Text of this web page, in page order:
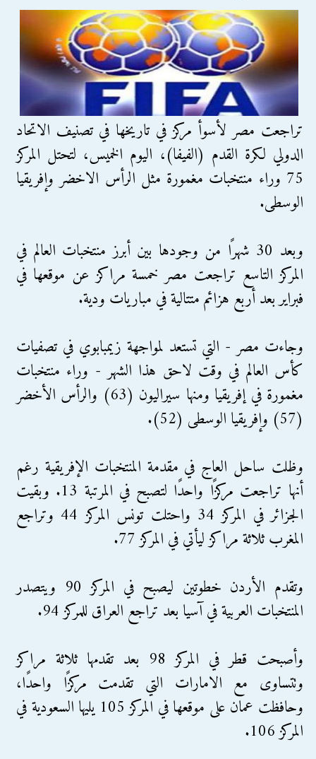
تراجعت مصر لأسوأ مركز في تاريخها في تصنيف الاتحاد
الدولي لكرة القدم (الفيفا)، اليوم الخميس، لتحتل المركز
75 وراء منتخبات مغمورة مثل الرأس الاخضر وإفريقيا
الوسطى.
وبعد 30 شهرًا من وجودها بين أبرز منتخبات العالم في
المركز التاسع تراجعت مصر خمسة مراكز عن موقعها في
فبراير بعد أربع هزائم متتالية في مباريات ودية.
وجاءت مصر - التي تستعد لمواجهة زيمبابوي في تصفيات
كأس العالم في وقت لاحق هذا الشهر - وراء منتخبات
مغمورة في إفريقيا ومنها سيراليون (63) والرأس الأخضر
(57) وإفريقيا الوسطى (52).
وظلت ساحل العاج في مقدمة المنتخبات الإفريقية رغم
أنها تراجعت مركزًا واحدًا لتصبح في المرتبة 13. وبقيت
الجزائر في المركز 34 واحتلت تونس المركز 44 وتراجع
المغرب ثلاثة مراكز ليأتي في المركز 77.
وتقدم الأردن خطوتين ليصبح في المركز 90 ويتصدر
المنتخبات العربية في آسيا بعد تراجع العراق للمركز 94.
وأصبحت قطر في المركز 98 بعد تقدمها ثلاثة مراكز
وتتساوى مع الامارات التي تقدمت مركزًا واحدًا،
وحافظت عمان على موقعها في المركز 105 يليها السعودية في
المركز 106.